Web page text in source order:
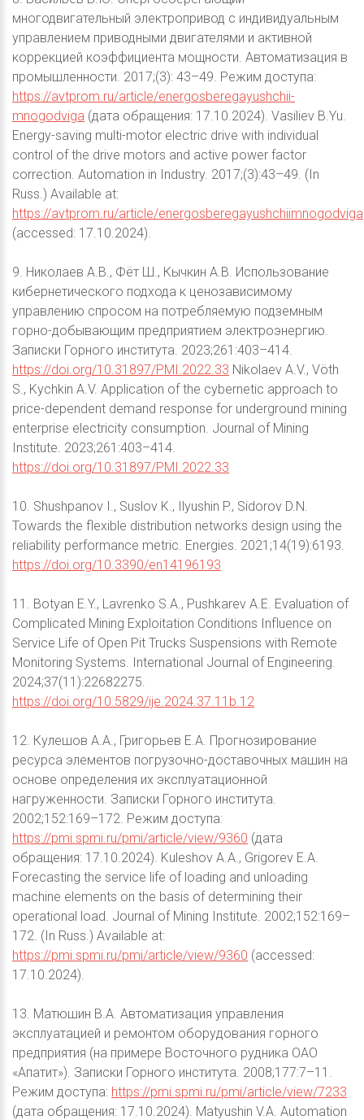
многодвигательный электропривод с индивидуальным
управлением приводными двигателями и активной
коррекцией коэффициента мощности. Автоматизация в
промышленности. 2017;(3): 43–49. Режим доступа:
https://avtprom.ru/article/energosberegayushchii-
mnogodviga (дата обращения: 17.10.2024). Vasiliev B.Yu.
Energy-saving multi-motor electric drive with individual
control of the drive motors and active power factor
correction. Automation in Industry. 2017;(3):43–49. (In
Russ.) Available at:
https://avtprom.ru/article/energosberegayushchiimnogodviga
(accessed: 17.10.2024).
9. Николаев А.В., Фёт Ш., Кычкин А.В. Использование
кибернетического подхода к ценозависимому
управлению спросом на потребляемую подземным
горно-добывающим предприятием электроэнергию.
Записки Горного института. 2023;261:403–414.
https://doi.org/10.31897/PMI.2022.33 Nikolaev A.V., Vöth
S., Kychkin A.V. Application of the cybernetic approach to
price-dependent demand response for underground mining
enterprise electricity consumption. Journal of Mining
Institute. 2023;261:403–414.
https://doi.org/10.31897/PMI.2022.33
10. Shushpanov I., Suslov K., Ilyushin P., Sidorov D.N.
Towards the flexible distribution networks design using the
reliability performance metric. Energies. 2021;14(19):6193.
https://doi.org/10.3390/en14196193
11. Botyan E.Y., Lavrenko S.A., Pushkarev A.E. Evaluation of
Complicated Mining Exploitation Conditions Influence on
Service Life of Open Pit Trucks Suspensions with Remote
Monitoring Systems. International Journal of Engineering.
2024;37(11):22682275.
https://doi.org/10.5829/ije.2024.37.11b.12
12. Кулешов А.А., Григорьев Е.А. Прогнозирование
ресурса элементов погрузочно-доставочных машин на
основе определения их эксплуатационной
нагруженности. Записки Горного института.
2002;152:169–172. Режим доступа:
https://pmi.spmi.ru/pmi/article/view/9360 (дата
обращения: 17.10.2024). Kuleshov A.A., Grigorev E.A.
Forecasting the service life of loading and unloading
machine elements on the basis of determining their
operational load. Journal of Mining Institute. 2002;152:169–
172. (In Russ.) Available at:
https://pmi.spmi.ru/pmi/article/view/9360 (accessed:
17.10.2024).
13. Матюшин В.А. Автоматизация управления
эксплуатацией и ремонтом оборудования горного
предприятия (на примере Восточного рудника ОАО
«Апатит»). Записки Горного института. 2008;177:7–11.
Режим доступа: https://pmi.spmi.ru/pmi/article/view/7233
(дата обращения: 17.10.2024). Matyushin V.A. Automation